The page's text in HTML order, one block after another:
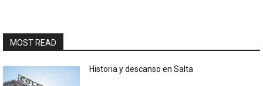
MOST READ
Historia y descanso en Salta